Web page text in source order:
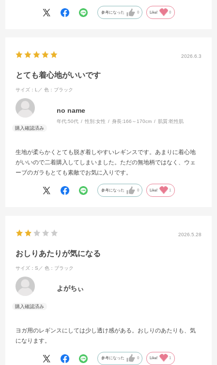
参考になった 0 Like! 0
2026.6.3
とても着心地がいいです
サイズ：L／ 色：ブラック
no name
年代:50代 性別:女性 身長:166～170cm 肌質:乾性肌
生地が柔らかくとても脱ぎ着しやすいレギンスです。あまりに着心地
がいいので二着購入してしまいました。ただの無地柄ではなく、ウェ
ーブのガラもとても素敵でお気に入りです。
参考になった 0 Like! 1
2026.5.28
おしりあたりが気になる
サイズ：S／ 色：ブラック
よがちぃ
ヨガ用のレギンスにしては少し透け感がある。おしりのあたりも、気
になります。
参考になった 0 Like! 1